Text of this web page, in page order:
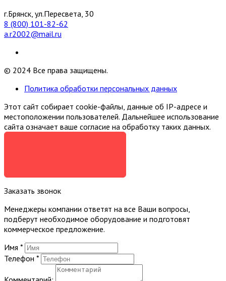
г.Брянск, ул.Пересвета, 30
8 (800) 101-82-62
a.r2002@mail.ru
© 2024 Все права защищены.
Политика обработки персональных данных
Этот сайт собирает cookie-файлы, данные об IP-адресе и
местоположении пользователей. Дальнейшее использование
сайта означает ваше согласие на обработку таких данных.
Заказать звонок
Менеджеры компании ответят на все Ваши вопросы,
подберут необходимое оборудование и подготовят
коммерческое предложение.
Имя *
Телефон *